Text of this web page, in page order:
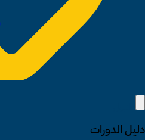
دليل الدورات
إسطنبول